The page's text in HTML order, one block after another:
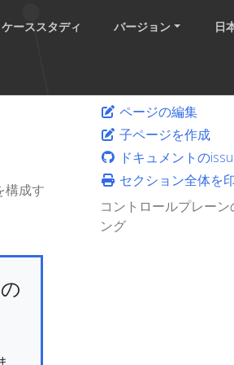
ケーススタディ バージョン 日
構成す
ページの編集
子ページを作成
ドキュメントの
セクション全体を
コントロールプレー
ング